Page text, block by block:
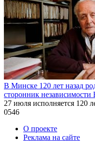
В Минске 120 лет назад
сторонник независимости
27 июля исполняется 120
0546
О проекте
Реклама на сайте